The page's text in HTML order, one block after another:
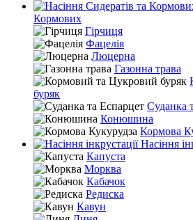
Кормових
Гірчиця
Фацелія
Люцерна
Газонна трава
буряк
Суданка
Конюшина
Кормова
Насіння
Капуста
Морква
Кабачок
Редиска
Кавун